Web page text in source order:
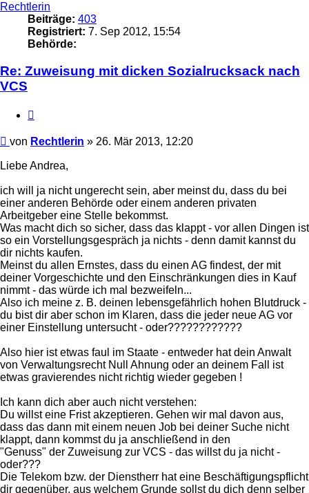
Rechtlerin
Beiträge: 403
Registriert: 7. Sep 2012, 15:54
Behörde:
Re: Zuweisung mit dicken Sozialrucksack nach
VCS
Beitrag
von Rechtlerin » 26. Mär 2013, 12:20
Liebe Andrea,
ich will ja nicht ungerecht sein, aber meinst du, dass du bei
einer anderen Behörde oder einem anderen privaten
Arbeitgeber eine Stelle bekommst.
Was macht dich so sicher, dass das klappt - vor allen Dingen ist
so ein Vorstellungsgespräch ja nichts - denn damit kannst du
dir nichts kaufen.
Meinst du allen Ernstes, dass du einen AG findest, der mit
deiner Vorgeschichte und den Einschränkungen dies in Kauf
nimmt - das würde ich mal bezweifeln...
Also ich meine z. B. deinen lebensgefährlich hohen Blutdruck -
du bist dir aber schon im Klaren, dass die jeder neue AG vor
einer Einstellung untersucht - oder????????????
Also hier ist etwas faul im Staate - entweder hat dein Anwalt
von Verwaltungsrecht Null Ahnung oder an deinem Fall ist
etwas gravierendes nicht richtig wieder gegeben !
Ich kann dich aber auch nicht verstehen:
Du willst eine Frist akzeptieren. Gehen wir mal davon aus,
dass das dann mit einem neuen Job bei deiner Suche nicht
klappt, dann kommst du ja anschließend in den
"Genuss" der Zuweisung zur VCS - das willst du ja nicht -
oder???
Die Telekom bzw. der Dienstherr hat eine Beschäftigungspflicht
dir gegenüber, aus welchem Grunde sollst du dich denn selber